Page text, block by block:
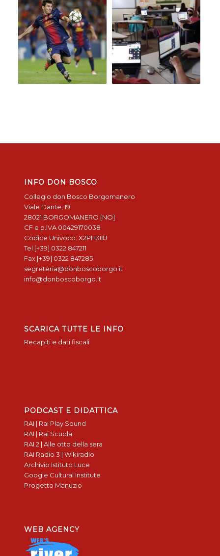
INFO DON BOSCO
Collegio don Bosco Borgomanero
Viale Dante, 19
28021 BORGOMANERO [NO]
CF e p.IVA 00429170038
Codice Univoco: X2PH38J
Tel [+39] 0322 847211
Fax [+39] 0322 847285
segreteria@donboscoborgo.it
info@donboscoborgo.it
SCARICA TUTTE LE INFO
Recapiti e dati fiscali
PODCAST E DIDATTICA
RAI | Rai Play Sound
RAI | Rai Scuola
RAI 2 | Alle otto della sera
RAI Radio 3 | Wikiradio
Archivio Istituto Luce
Google Cultural Institute
Progetto Manuzio
WEB AGENCY